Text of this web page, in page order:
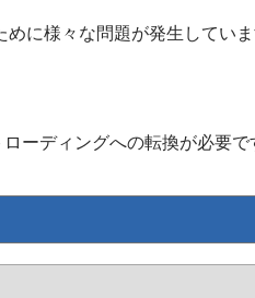
に様々な問題が発生していま
ーディングへの転換が必要で